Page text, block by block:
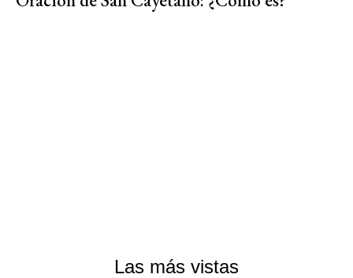
Las más vistas